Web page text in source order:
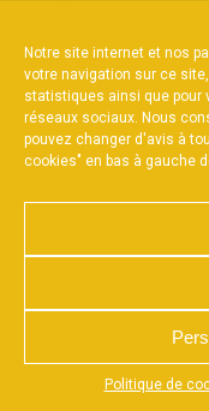
Notre site internet et nos
votre navigation sur ce
statistiques ainsi que pour
réseaux sociaux. Nous
pouvez changer d'avis à
cookies" en bas à gauche
Politique de
Appuyez sur le bouton